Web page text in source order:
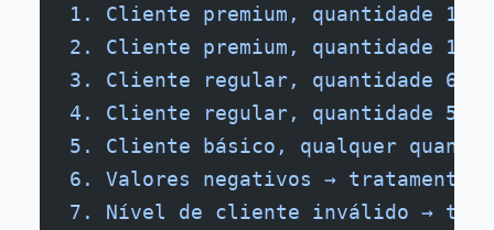
1. Cliente premium, quantidade 11
2. Cliente premium, quantidade 10
3. Cliente regular, quantidade 6 →
4. Cliente regular, quantidade 5 →
5. Cliente básico, qualquer
6. Valores negativos → tratamento
7. Nível de cliente inválido →